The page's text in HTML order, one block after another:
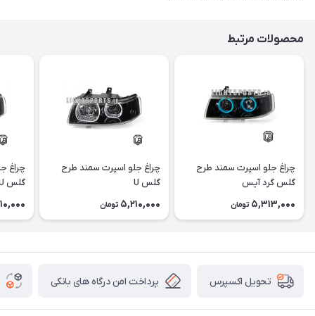
محصولات مرتبط
چراغ جلو اسپرت سمند طرح
گلس گرد آیس
5,313,000 تومان
چراغ جلو اسپرت سمند طرح
گلس U
5,210,000 تومان
چراغ
گلس U آیس
تحویل اکسپرس پرداخت امن درگاه های بانکی